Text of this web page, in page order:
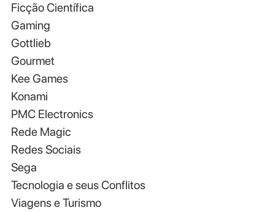
Ficção Científica
Gaming
Gottlieb
Gourmet
Kee Games
Konami
PMC Electronics
Rede Magic
Redes Sociais
Sega
Tecnologia e seus Conflitos
Viagens e Turismo